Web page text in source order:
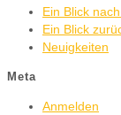
Ein Blick
Ein Blick
Neuigkeiten
Meta
Anmelden